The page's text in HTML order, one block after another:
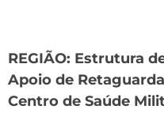
REGIÃO: Estrutura
Apoio de
Centro de Saúde